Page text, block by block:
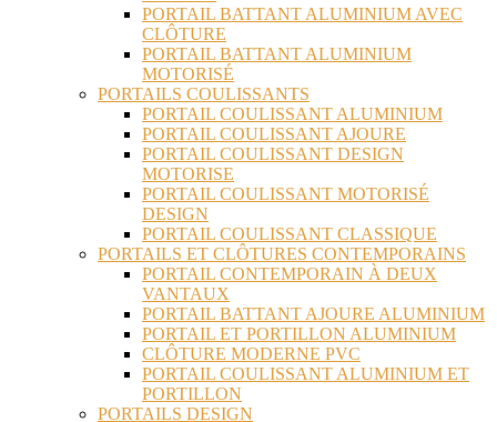
PORTAIL BATTANT ALUMINIUM AVEC
CLÔTURE
PORTAIL BATTANT ALUMINIUM
MOTORISÉ
PORTAILS COULISSANTS
PORTAIL COULISSANT ALUMINIUM
PORTAIL COULISSANT AJOURE
PORTAIL COULISSANT DESIGN
MOTORISE
PORTAIL COULISSANT MOTORISÉ
DESIGN
PORTAIL COULISSANT CLASSIQUE
PORTAILS ET CLÔTURES CONTEMPORAINS
PORTAIL CONTEMPORAIN À DEUX
VANTAUX
PORTAIL BATTANT AJOURE ALUMINIUM
PORTAIL ET PORTILLON ALUMINIUM
CLÔTURE MODERNE PVC
PORTAIL COULISSANT ALUMINIUM ET
PORTILLON
PORTAILS DESIGN